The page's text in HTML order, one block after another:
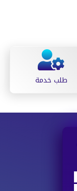
طلب خدمة